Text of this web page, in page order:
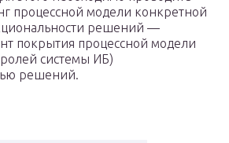
процессной модели конкретной
решений —
покрытия процессной модели
системы ИБ)
решений.